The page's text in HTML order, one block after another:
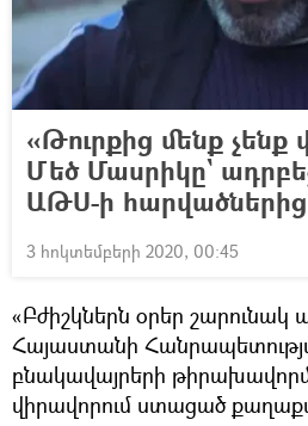
«Թուրքից մենք չենք
Մեծ Մասրիկը`
ԱԹՍ-ի
3 հոկտեմբերի 2020, 00:45
«Բժիշկներն օրեր շարունակ
Հայաստանի
բնակավայրերի
վիրավորում ստացած